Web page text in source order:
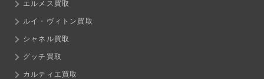
エルメス買取
ルイ・ヴィトン買取
シャネル買取
グッチ買取
カルティエ買取